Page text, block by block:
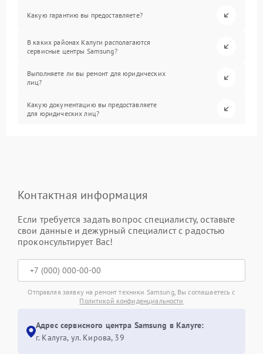
Какую гарантию вы предоставляете?
В каких районах Калуги располагаются
сервисные центры Samsung?
Выполняете ли вы ремонт для юридических
лиц?
Какую документацию вы предоставляете
для юридических лиц?
Контактная информация
Если требуется задать вопрос специалисту, оставьте
свои данные и дежурный специалист с радостью
проконсультирует Вас!
Отправляя заявку на ремонт техники Samsung, Вы соглашаетесь с
Политикой конфиденциальности
Адрес сервисного центра Samsung в Калуге:
г. Калуга, ул. Кирова, 39